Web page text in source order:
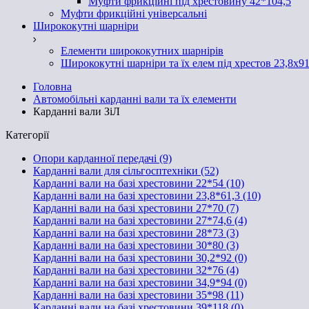
Муфти фрикційні універсальні
Ширококутні шарніри
Елементи ширококутних шарнірів
Ширококутні шарніри та їх елем під хрестов
Головна
Автомобільні карданні вали та їх елементи
Карданні вали ЗіЛ
Категорії
Опори карданної передачі (9)
Карданні вали для сільгосптехніки (52)
Карданні вали на базі хрестовини 22*54 (10)
Карданні вали на базі хрестовини 23,8*61,3 (10)
Карданні вали на базі хрестовини 27*70 (7)
Карданні вали на базі хрестовини 27*74,6 (4)
Карданні вали на базі хрестовини 28*73 (3)
Карданні вали на базі хрестовини 30*80 (3)
Карданні вали на базі хрестовини 30,2*92 (0)
Карданні вали на базі хрестовини 32*76 (4)
Карданні вали на базі хрестовини 34,9*94 (0)
Карданні вали на базі хрестовини 35*98 (11)